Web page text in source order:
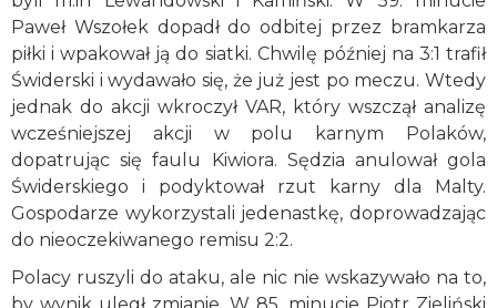
Paweł Wszołek dopadł do odbitej przez bramkarza
piłki i wpakował ją do siatki. Chwilę później na 3:1 trafił
Świderski i wydawało się, że już jest po meczu. Wtedy
jednak do akcji wkroczył VAR, który wszczął analizę
wcześniejszej akcji w polu karnym Polaków,
dopatrując się faulu Kiwiora. Sędzia anulował gola
Świderskiego i podyktował rzut karny dla Malty.
Gospodarze wykorzystali jedenastkę, doprowadzając
do nieoczekiwanego remisu 2:2.
Polacy ruszyli do ataku, ale nic nie wskazywało na to,
by wynik uległ zmianie. W 85. minucie Piotr Zieliński